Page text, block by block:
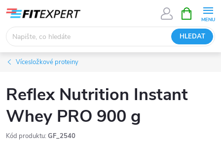
obsah
HLEDAT
NÁKUPNÍ
KOŠÍK
Vícesložkové proteiny
Reflex Nutrition Instant
Whey PRO 900 g
Kód produktu: GF_2540